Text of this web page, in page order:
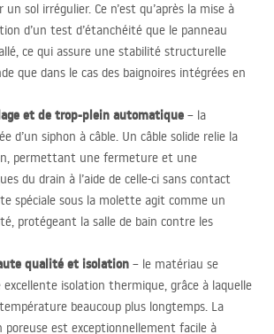
un sol irrégulier. Ce n’est qu’après la mise à
d’un test d’étanchéité que le panneau
ce qui assure une stabilité structurelle
que dans le cas des baignoires intégrées en
et de trop-plein automatique – la
d’un siphon à câble. Un câble solide relie la
permettant une fermeture et une
du drain à l’aide de celle-ci sans contact
spéciale sous la molette agit comme un
protégeant la salle de bain contre les
qualité et isolation – le matériau se
isolation thermique, grâce à laquelle
beaucoup plus longtemps. La
poreuse est exceptionnellement facile à